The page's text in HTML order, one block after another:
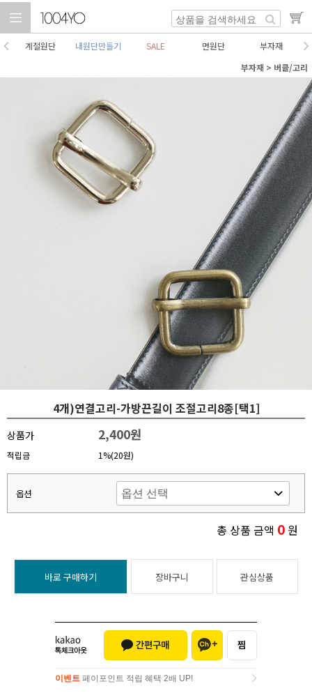
계절원단 내원단만들기 SALE 면원단
부자재
부자재 > 버클/고리
4개)연결고리-가방끈길이 조절고리8종[택1]
상품가 2,400원
적립금 1%(20원)
옵션
총 상품 금액 0원
바로 구매하기 장바구니 관심상품
이벤트 페이포인트 적립 혜택 2배 UP!